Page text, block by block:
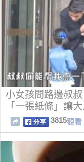
小女孩問路邊叔
「一張紙條」讓
3815觀看